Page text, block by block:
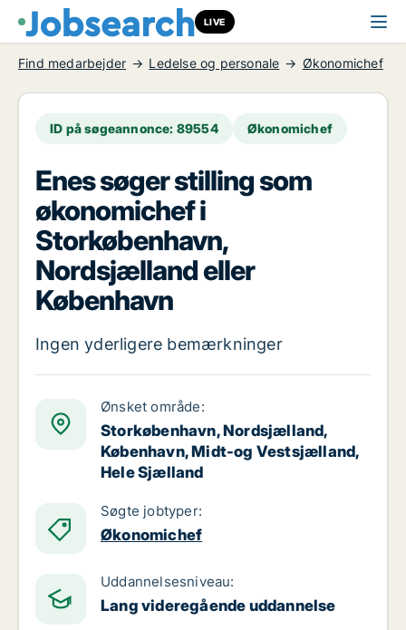
LIVE
Find medarbejder Ledelse og personale Økonomichef
ID på søgeannonce: 89554 Økonomichef
Enes søger stilling som
økonomichef i
Storkøbenhavn,
Nordsjælland eller
København
Ingen yderligere bemærkninger
Ønsket område:
Storkøbenhavn, Nordsjælland,
København, Midt-og Vestsjælland,
Hele Sjælland
Søgte jobtyper:
Økonomichef
Uddannelsesniveau:
Lang videregående uddannelse